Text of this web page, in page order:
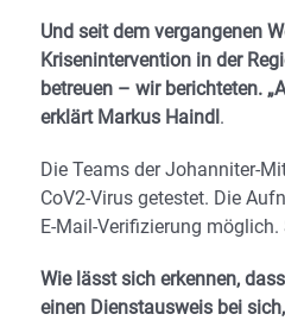
Und seit dem vergangenen
Krisenintervention in der
betreuen – wir berichteten.
erklärt Markus Haindl .
Die Teams der Johanniter-
CoV2-Virus getestet. Die
E-Mail-Verifizierung
Wie lässt sich erkennen,
einen Dienstausweis bei